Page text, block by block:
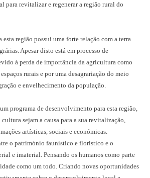
para revitalizar e regenerar a região rural do
esta região possui uma forte relação com a terra
Apesar disto está em processo de
à perda de importância da agricultura como
rurais e por uma desagrariação do meio
e envelhecimento da população.
programa de desenvolvimento para esta região,
sejam a causa para a sua revitalização,
artísticas, sociais e económicas.
o património faunistico e floristico e o
e imaterial. Pensando os humanos como parte
como um todo. Criando novas oportunidades